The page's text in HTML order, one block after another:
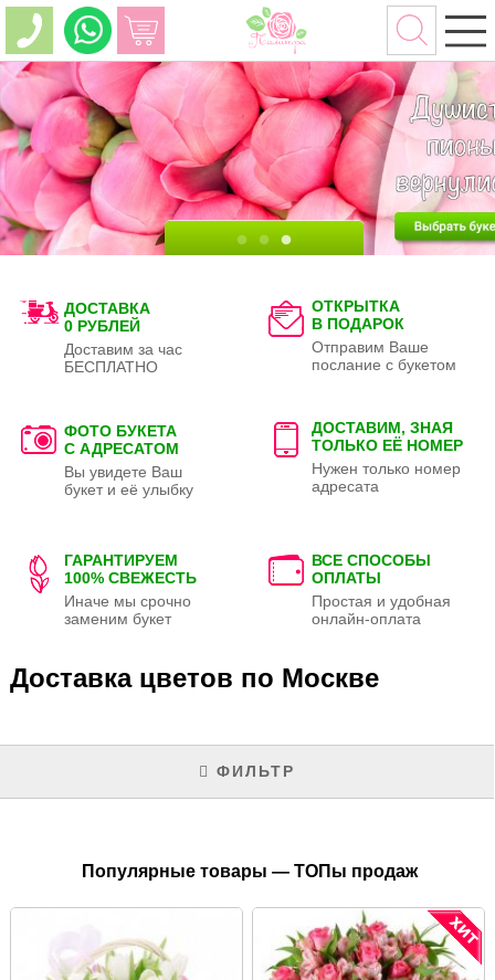
ДОСТАВКА
0 РУБЛЕЙ
Доставим за час
БЕСПЛАТНО
ОТКРЫТКА
В ПОДАРОК
Отправим Ваше
послание с букетом
ФОТО БУКЕТА
С АДРЕСАТОМ
Вы увидете Ваш
букет и её улыбку
ДОСТАВИМ, ЗНАЯ
ТОЛЬКО ЕЁ НОМЕР
Нужен только номер
адресата
ГАРАНТИРУЕМ
100% СВЕЖЕСТЬ
Иначе мы срочно
заменим букет
ВСЕ СПОСОБЫ
ОПЛАТЫ
Простая и удобная
онлайн-оплата
Доставка цветов по Москве
ФИЛЬТР
Популярные товары — ТОПы продаж